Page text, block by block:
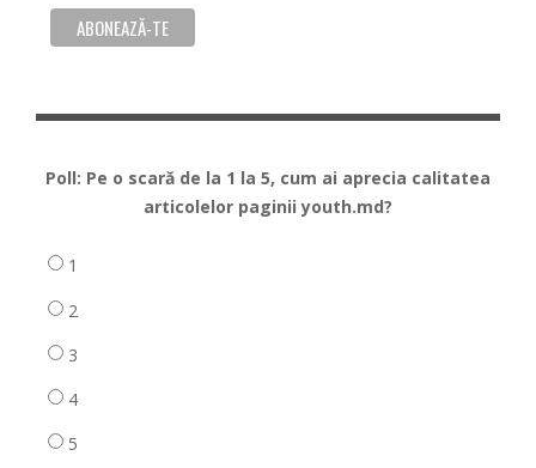
Poll: Pe o scară de la 1 la 5, cum ai aprecia calitatea
articolelor paginii youth.md?
1
2
3
4
5